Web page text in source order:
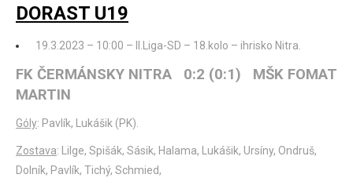
DORAST U19
19.3.2023 – 10:00 – II.Liga-SD – 18.kolo – ihrisko Nitra.
FK ČERMÁNSKY NITRA 0:2 (0:1) MŠK FOMAT
MARTIN
Góly: Pavlík, Lukášik (PK).
Zostava: Lilge, Spišák, Sásik, Halama, Lukášik, Ursíny, Ondruš,
Dolník, Pavlík, Tichý, Schmied,